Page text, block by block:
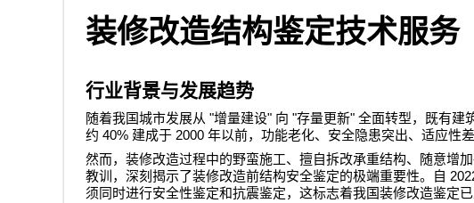
装修改造结构鉴定技术服务
行业背景与发展趋势
随着我国城市发展从 "增量建设" 向 "存量更新" 全面转型，既有建
约 40% 建成于 2000 年以前，功能老化、安全隐患突出、适应性
然而，装修改造过程中的野蛮施工、擅自拆改承重结构、随意增
教训，深刻揭示了装修改造前结构安全鉴定的极端重要性。自
须同时进行安全性鉴定和抗震鉴定，这标志着我国装修改造鉴定